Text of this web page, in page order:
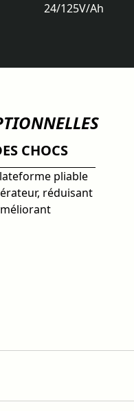
24/125V/Ah
CHOCS
pliable
réduisant